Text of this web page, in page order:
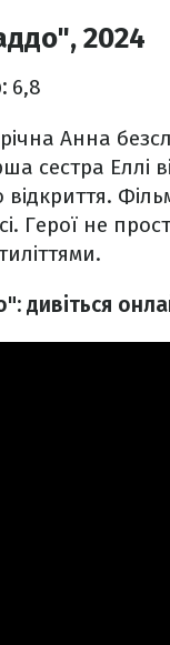
2024
6,8
Анна
сестра Еллі
Герої не
дивіться